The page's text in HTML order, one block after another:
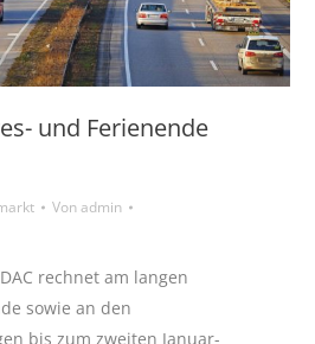
und Ferienende
Vonadmin
rechnet am langen
sowie an den
bis zum zweiten Januar-